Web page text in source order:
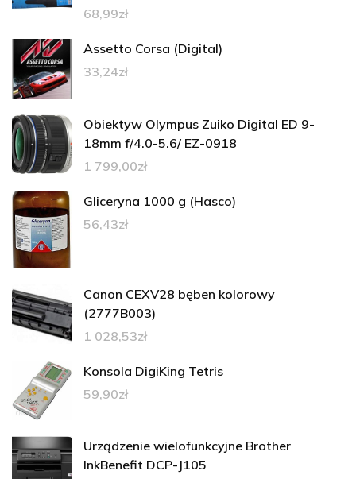
68,99zł
Assetto Corsa (Digital)
33,24zł
Obiektyw Olympus Zuiko Digital ED 9-
18mm f/4.0-5.6/ EZ-0918
1 799,00zł
Gliceryna 1000 g (Hasco)
56,43zł
Canon CEXV28 bęben kolorowy
(2777B003)
1 028,53zł
Konsola DigiKing Tetris
59,90zł
Urządzenie wielofunkcyjne Brother
InkBenefit DCP-J105